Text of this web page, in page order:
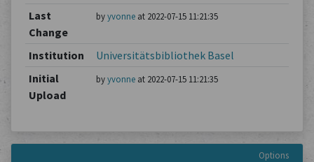
Last
Change
byyvonneat 2022-07-15 11:21:35
Institution
Universitätsbibliothek Basel
Initial
Upload
byyvonneat 2022-07-15 11:21:35
Options